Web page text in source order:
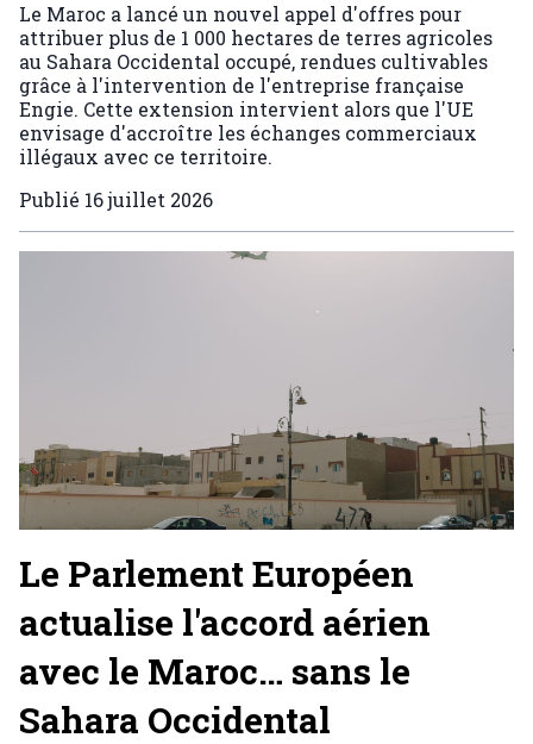
Le Maroc a lancé un nouvel appel d'offres pour
attribuer plus de 1 000 hectares de terres agricoles
au Sahara Occidental occupé, rendues cultivables
grâce à l'intervention de l'entreprise française
Engie. Cette extension intervient alors que l'UE
envisage d'accroître les échanges commerciaux
illégaux avec ce territoire.
Publié 16 juillet 2026
Le Parlement Européen
actualise l'accord aérien
avec le Maroc… sans le
Sahara Occidental